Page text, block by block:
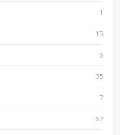
1
15
6
35
7
62